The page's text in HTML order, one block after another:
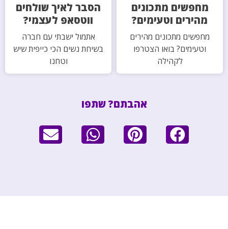
מחפשים מתכונים
מהירים וטעימים?
מחפשים מתכונים מהירים
וטעימים? בואו הצטרפו
לקהילה
הסבר לאיך שולחים
ווטסאפ לעצמי?
אתמול ישבתי עם חברה
בשיחת נשים הכי כייפית שיש
וטחנו
אהבתם? שתפו